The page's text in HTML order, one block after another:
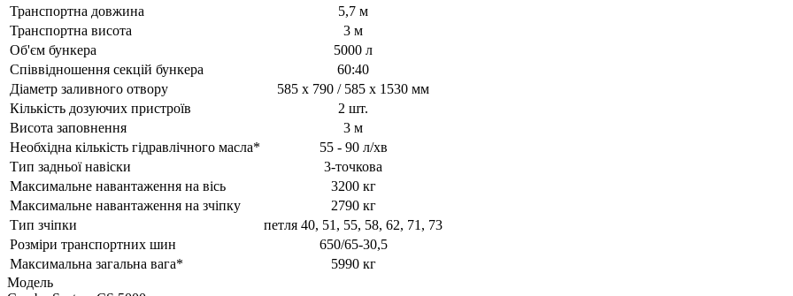
Транспортна довжина
5,7 м
Транспортна висота
3 м
Об'єм бункера
5000 л
Співвідношення секцій бункера
60:40
Діаметр заливного отвору
585 x 790 / 585 x 1530 мм
Кількість дозуючих пристроїв
2 шт.
Висота заповнення
3 м
Необхідна кількість гідравлічного масла*
55 - 90 л/хв
Тип задньої навіски
3-точкова
Максимальне навантаження на вісь
3200 кг
Максимальне навантаження на зчіпку
2790 кг
Тип зчіпки
петля 40, 51, 55, 58, 62, 71, 73
Розміри транспортних шин
650/65-30,5
Максимальна загальна вага*
5990 кг
Модель